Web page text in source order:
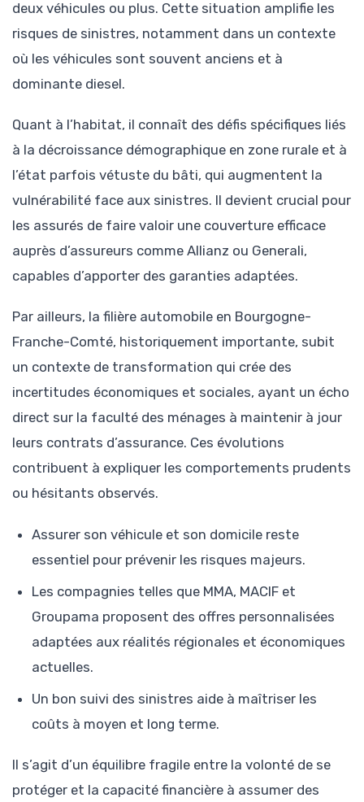
deux véhicules ou plus. Cette situation amplifie les
risques de sinistres, notamment dans un contexte
où les véhicules sont souvent anciens et à
dominante diesel.
Quant à l’habitat, il connaît des défis spécifiques liés
à la décroissance démographique en zone rurale et à
l’état parfois vétuste du bâti, qui augmentent la
vulnérabilité face aux sinistres. Il devient crucial pour
les assurés de faire valoir une couverture efficace
auprès d’assureurs comme Allianz ou Generali,
capables d’apporter des garanties adaptées.
Par ailleurs, la filière automobile en Bourgogne-
Franche-Comté, historiquement importante, subit
un contexte de transformation qui crée des
incertitudes économiques et sociales, ayant un écho
direct sur la faculté des ménages à maintenir à jour
leurs contrats d’assurance. Ces évolutions
contribuent à expliquer les comportements prudents
ou hésitants observés.
Assurer son véhicule et son domicile reste
essentiel pour prévenir les risques majeurs.
Les compagnies telles que MMA, MACIF et
Groupama proposent des offres personnalisées
adaptées aux réalités régionales et économiques
actuelles.
Un bon suivi des sinistres aide à maîtriser les
coûts à moyen et long terme.
Il s’agit d’un équilibre fragile entre la volonté de se
protéger et la capacité financière à assumer des